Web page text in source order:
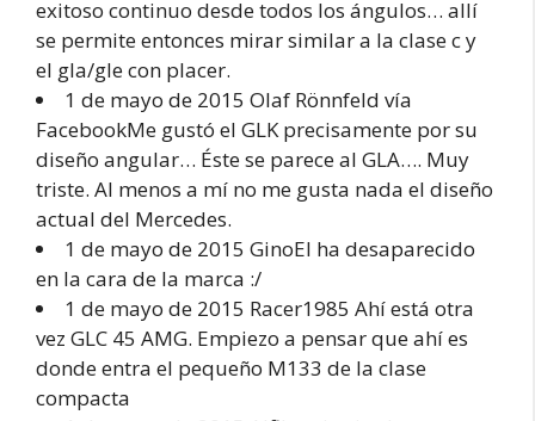
exitoso continuo desde todos los ángulos… allí
se permite entonces mirar similar a la clase c y
el gla/gle con placer.
1 de mayo de 2015 Olaf Rönnfeld vía
FacebookMe gustó el GLK precisamente por su
diseño angular… Éste se parece al GLA…. Muy
triste. Al menos a mí no me gusta nada el diseño
actual del Mercedes.
1 de mayo de 2015 GinoEl ha desaparecido
en la cara de la marca :/
1 de mayo de 2015 Racer1985 Ahí está otra
vez GLC 45 AMG. Empiezo a pensar que ahí es
donde entra el pequeño M133 de la clase
compacta